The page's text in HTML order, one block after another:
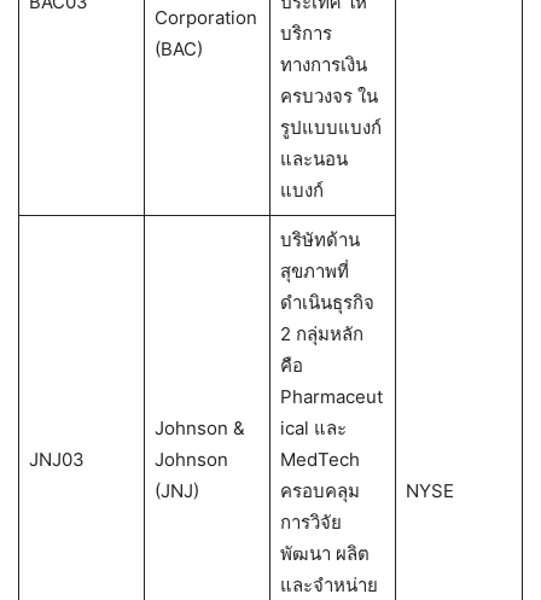
Corporation
(BAC)
บริการ
ทางการเงิน
ครบวงจร ใน
รูปแบบแบงก์
และนอน
แบงก์
NYSE
JNJ03
Johnson &
Johnson
(JNJ)
บริษัทด้าน
สุขภาพที่
ดำเนินธุรกิจ
2 กลุ่มหลัก
คือ
Pharmaceut
ical และ
MedTech
ครอบคลุม
การวิจัย
พัฒนา ผลิต
และจำหน่าย